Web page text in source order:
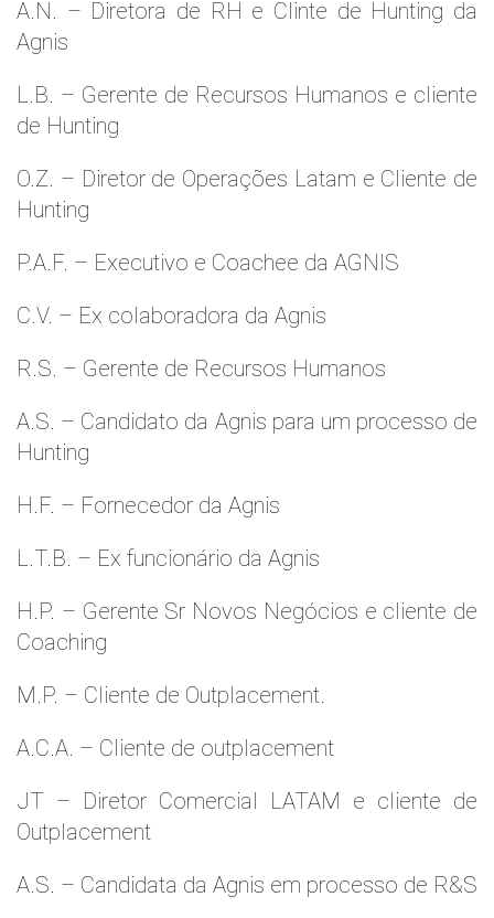
A.N. – Diretora de RH e Clinte de Hunting da
Agnis
L.B. – Gerente de Recursos Humanos e cliente
de Hunting
O.Z. – Diretor de Operações Latam e Cliente de
Hunting
P.A.F. – Executivo e Coachee da AGNIS
C.V. – Ex colaboradora da Agnis
R.S. – Gerente de Recursos Humanos
A.S. – Candidato da Agnis para um processo de
Hunting
H.F. – Fornecedor da Agnis
L.T.B. – Ex funcionário da Agnis
H.P. – Gerente Sr Novos Negócios e cliente de
Coaching
M.P. – Cliente de Outplacement.
A.C.A. – Cliente de outplacement
JT – Diretor Comercial LATAM e cliente de
Outplacement
A.S. – Candidata da Agnis em processo de R&S